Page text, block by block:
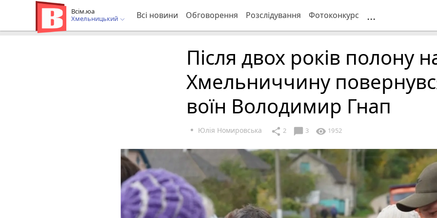
Всім.юа
Хмельницький
Всі новини Обговорення Розслідування Фотоконкурс ...
Після двох років полону
Хмельниччину
воїн Володимир Гнап
Юлія Номировська share 2 chat_bubble 3 visibility 1952